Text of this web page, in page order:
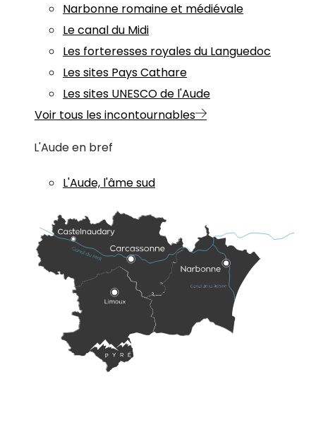
Narbonne romaine et médiévale
Le canal du Midi
Les forteresses royales du Languedoc
Les sites Pays Cathare
Les sites UNESCO de l'Aude
Voir tous les incontournables
L'Aude en bref
L'Aude, l'âme sud